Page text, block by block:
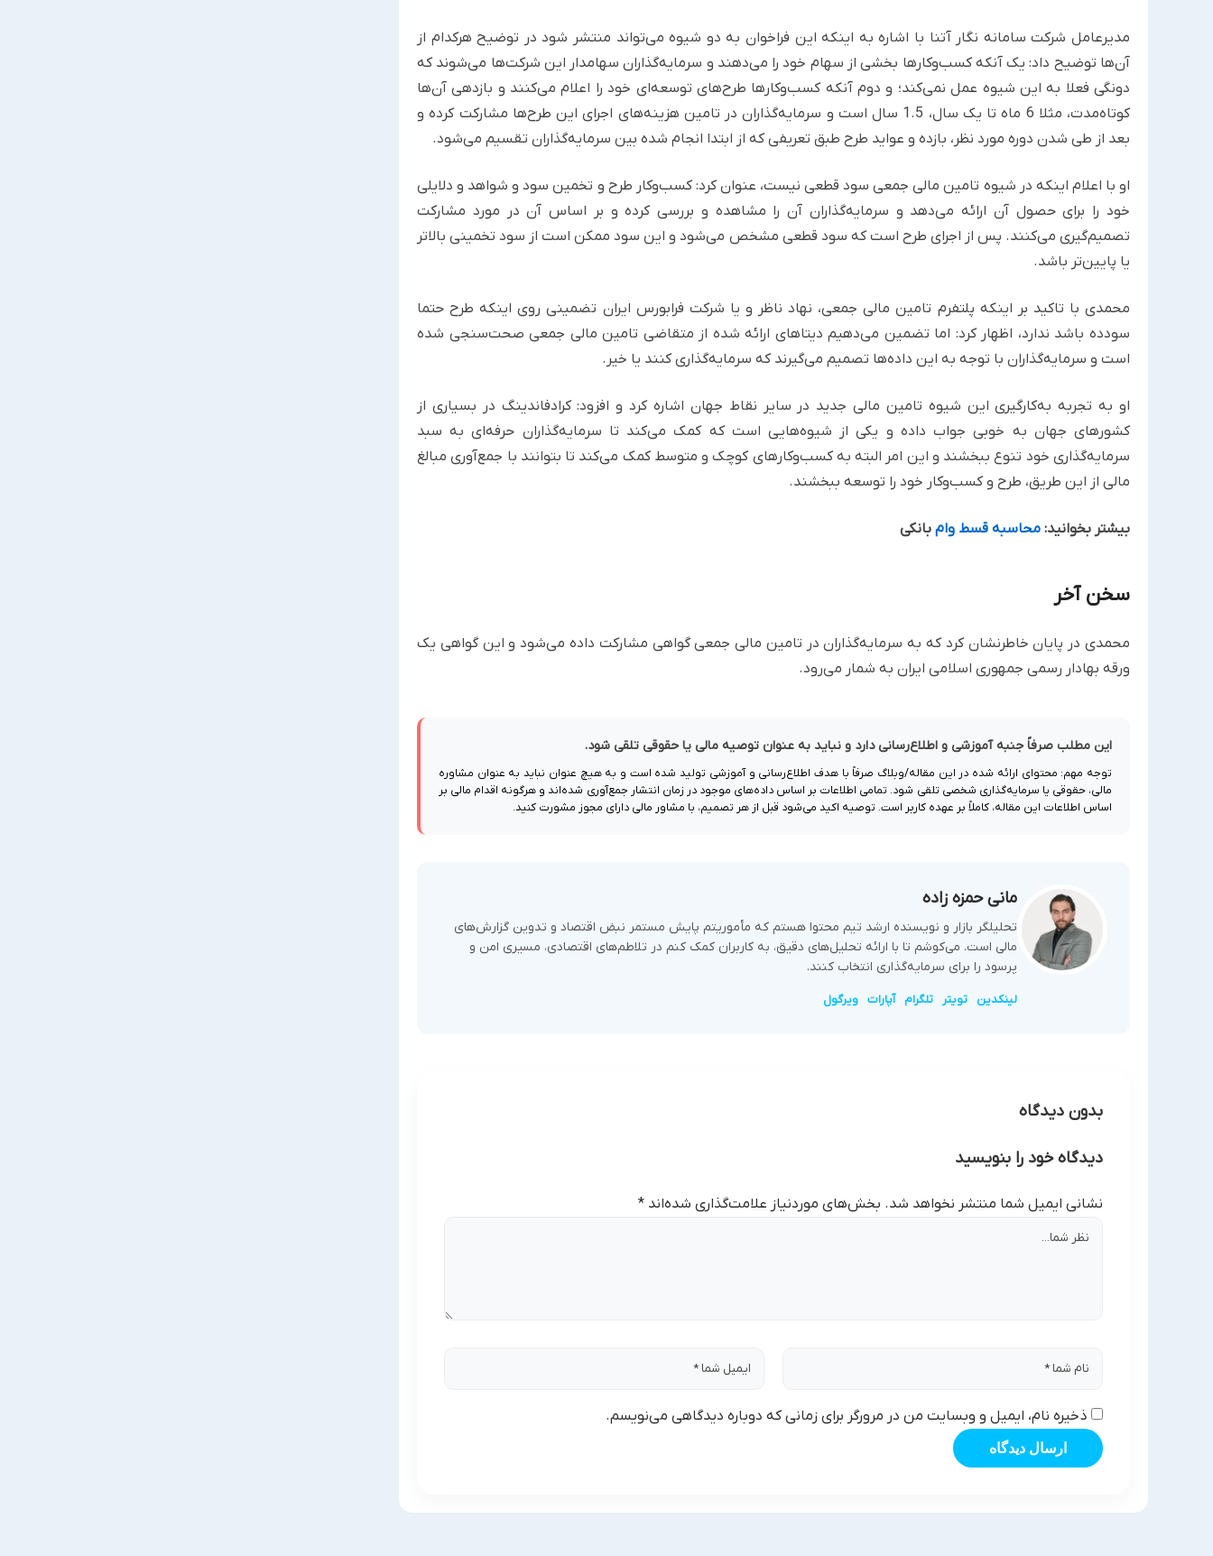
مدیرعامل شرکت سامانه نگار آتنا با اشاره به اینکه این فراخوان به دو شیوه می‌تواند منتشر شود در توضیح هرکدام از
آن‌ها توضیح داد: یک آنکه کسب‌و‌کارها بخشی از سهام خود را می‌دهند و سرمایه‌گذاران سهامدار این شرکت‌ها می‌شوند که
دونگی فعلا به این شیوه عمل نمی‌کند؛ و دوم آنکه کسب‌و‌کارها طرح‌های توسعه‌ای خود را اعلام می‌کنند و بازدهی آن‌ها
کوتاه‌مدت، مثلا 6 ماه تا یک سال، 1.5 سال است و سرمایه‌گذاران در تامین هزینه‌های اجرای این طرح‌ها مشارکت کرده و
بعد از طی شدن دوره مورد نظر، بازده و عواید طرح طبق تعریفی که از ابتدا انجام شده بین سرمایه‌گذاران تقسیم می‌شود.
او با اعلام اینکه در شیوه تامین مالی جمعی سود قطعی نیست، عنوان کرد: کسب‌وکار طرح و تخمین سود و شواهد و دلایلی
خود را برای حصول آن ارائه می‌دهد و سرمایه‌گذاران آن را مشاهده و بررسی کرده و بر اساس آن در مورد مشارکت
تصمیم‌گیری می‌کنند. پس از اجرای طرح است که سود قطعی مشخص می‌شود و این سود ممکن است از سود تخمینی بالاتر
یا پایین‌تر باشد.
محمدی با تاکید بر اینکه پلتفرم تامین مالی جمعی، نهاد ناظر و یا شرکت فرابورس ایران تضمینی روی اینکه طرح حتما
سودده باشد ندارد، اظهار کرد: اما تضمین می‌دهیم دیتاهای ارائه شده از متقاضی تامین مالی جمعی صحت‌سنجی شده
است و سرمایه‌گذاران با توجه به این داده‌ها تصمیم می‌گیرند که سرمایه‌گذاری کنند یا خیر.
او به تجربه به‌کارگیری این شیوه تامین مالی جدید در سایر نقاط جهان اشاره کرد و افزود: کرادفاندینگ در بسیاری از
کشورهای جهان به خوبی جواب داده و یکی از شیوه‌هایی است که کمک می‌کند تا سرمایه‌گذاران حرفه‌ای به سبد
سرمایه‌گذاری خود تنوع ببخشند و این امر البته به کسب‌وکارهای کوچک و متوسط کمک می‌کند تا بتوانند با جمع‌آوری مبالغ
مالی از این طریق، طرح و کسب‌وکار خود را توسعه ببخشند.
بیشتر بخوانید: محاسبه قسط وام بانکی
سخن آخر
محمدی در پایان خاطرنشان کرد که به سرمایه‌گذاران در تامین مالی جمعی گواهی مشارکت داده می‌شود و این گواهی یک
ورقه بهادار رسمی جمهوری اسلامی ایران به شمار می‌رود.
این مطلب صرفاً جنبه آموزشی و اطلاع‌رسانی دارد و نباید به عنوان توصیه مالی یا حقوقی تلقی شود.
توجه مهم: محتوای ارائه شده در این مقاله/وبلاگ صرفاً با هدف اطلاع‌رسانی و آموزشی تولید شده است و به هیچ عنوان نباید به عنوان مشاوره
مالی، حقوقی یا سرمایه‌گذاری شخصی تلقی شود. تمامی اطلاعات بر اساس داده‌های موجود در زمان انتشار جمع‌آوری شده‌اند و هرگونه اقدام مالی بر
اساس اطلاعات این مقاله، کاملاً بر عهده کاربر است. توصیه اکید می‌شود قبل از هر تصمیم، با مشاور مالی دارای مجوز مشورت کنید.
مانی حمزه زاده
تحلیلگر بازار و نویسنده ارشد تیم محتوا هستم که مأموریتم پایش مستمر نبض اقتصاد و تدوین گزارش‌های
مالی است. می‌کوشم تا با ارائه تحلیل‌های دقیق، به کاربران کمک کنم در تلاطم‌های اقتصادی، مسیری امن و
پرسود را برای سرمایه‌گذاری انتخاب کنند.
لینکدین تویتر تلگرام آپارات ویرگول
بدون دیدگاه
دیدگاه خود را بنویسید
نشانی ایمیل شما منتشر نخواهد شد. بخش‌های موردنیاز علامت‌گذاری شده‌اند *
ذخیره نام، ایمیل و وبسایت من در مرورگر برای زمانی که دوباره دیدگاهی می‌نویسم.
ارسال دیدگاه